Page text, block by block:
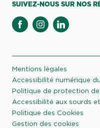
SUIVEZ-NOUS SUR NOS
facebookinstagramlinkedin
Mentions légales
Accessibilité numérique
Politique de protection
Accessibilité aux sourds
Politique des Cookies
Gestion des cookies